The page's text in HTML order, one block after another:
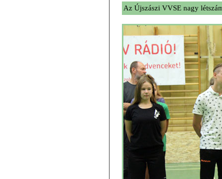
Az Újszászi VVSE nagy